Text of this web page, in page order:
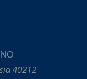
NO
40212